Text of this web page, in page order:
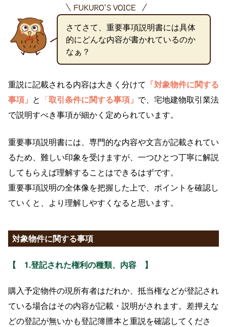
さてさて、重要事項説明書には具体
的にどんな内容が書かれているのか
なぁ？
重説に記載される内容は大きく分けて 「対象物件に関する
事項」 と 「取引条件に関する事項」 で、宅地建物取引業法
で説明すべき事項が細かく定められています。
重要事項説明書には、専門的な内容や文言が記載されてい
るため、難しい印象を受けますが、一つひとつ丁寧に解説
してもらえば理解することはできるはずです。
重要事項説明の全体像を把握した上で、ポイントを確認し
ていくと、より理解しやすくなると思います。
対象物件に関する事項
【 1.登記された権利の種類、内容 】
購入予定物件の現所有者はだれか、抵当権などが登記され
ている場合はその内容が記載・説明がされます。差押えな
どの登記が無いかも登記簿謄本と重説を確認してくださ